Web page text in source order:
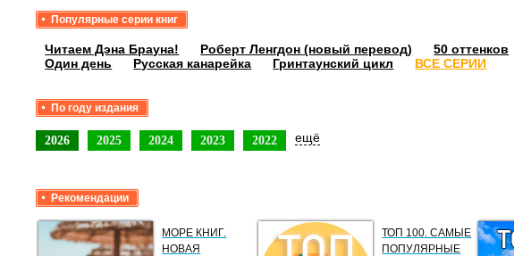
Популярные серии книг
Читаем Дэна Брауна! Роберт Ленгдон (новый перевод) 50 оттенков
Один день
Русская канарейка Гринтаунский цикл ВСЕ СЕРИИ
По году издания
2026 2025 2024 2023 2022 ещё
Рекомендации
МОРЕ КНИГ.
НОВАЯ
ТОП 100. САМЫЕ
ПОПУЛЯРНЫЕ